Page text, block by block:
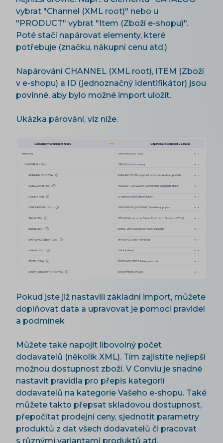
vybrat "Channel (XML root)" nebo u
"PRODUCT" vybrat "Item (Zboží e-shopu)".
Poté stačí napárovat elementy, které
potřebuje (značku, nákupní cenu atd.)
Napárování CHANNEL (XML root), ITEM (Zboží
v e-shopu) a ID (jednoznačný identifikátor) jsou
povinné, aby bylo možné import uložit.
Ukázka párování, viz níže.
Pokud jste již nastavili základní import, můžete
doplňovat data a upravovat je pomocí pravidel
a podmínek
Můžete také napojit libovolný počet
dodavatelů (několik XML). Tím zajistíte nejlepší
možnou dostupnost zboží. V Conviu je snadné
nastavit pravidla pro přepis kategorií
dodavatelů na kategorie Vašeho e-shopu. Také
můžete takto přepsat skladovou dostupnost,
přepočítat prodejní ceny, sjednotit parametry
produktů z dat všech dodavatelů či pracovat
s různými variantami produktů atd.